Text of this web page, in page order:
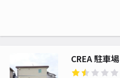
CREA 駐車場